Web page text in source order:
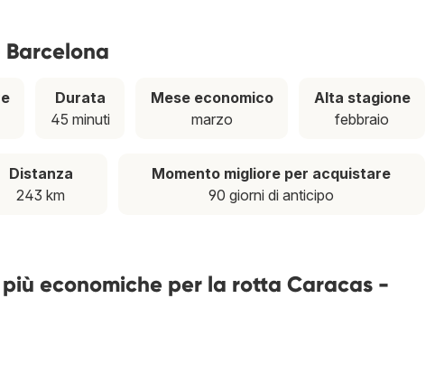
Durata
45 minuti
Mese economico
marzo
Alta stagione
febbraio
Distanza
243 km
Momento migliore per acquistare
90 giorni di anticipo
economiche per la rotta Caracas -